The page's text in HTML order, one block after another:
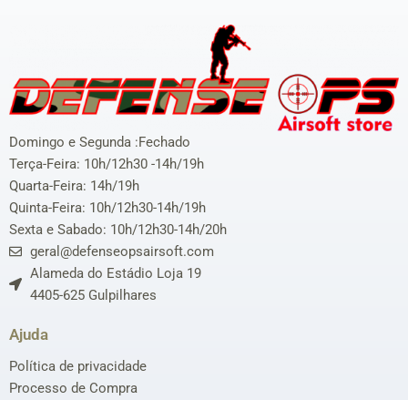
Domingo e Segunda :Fechado
Terça-Feira: 10h/12h30 -14h/19h
Quarta-Feira: 14h/19h
Quinta-Feira: 10h/12h30-14h/19h
Sexta e Sabado: 10h/12h30-14h/20h
geral@defenseopsairsoft.com
Alameda do Estádio Loja 19
4405-625 Gulpilhares
Ajuda
Política de privacidade
Processo de Compra